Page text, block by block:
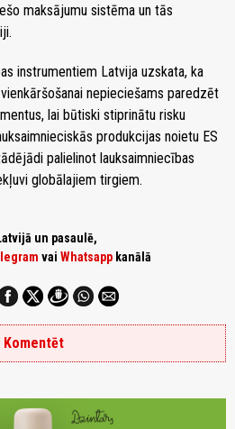
maksājumu sistēma un tās
instrumentiem Latvija uzskata, ka
nepieciešams paredzēt
lai būtiski stiprinātu risku
produkcijas noietu ES
palielinot lauksaimniecības
globālajiem tirgiem.
un pasaulē,
vai Whatsapp kanālā
Komentēt